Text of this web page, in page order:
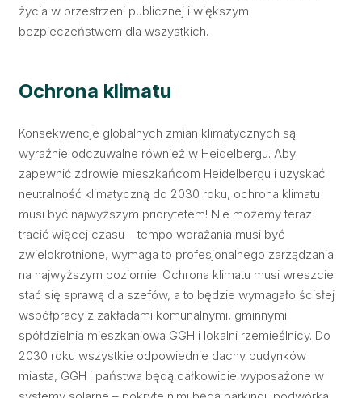
życia w przestrzeni publicznej i większym
bezpieczeństwem dla wszystkich.
Ochrona klimatu
Konsekwencje globalnych zmian klimatycznych są
wyraźnie odczuwalne również w Heidelbergu. Aby
zapewnić zdrowie mieszkańcom Heidelbergu i uzyskać
neutralność klimatyczną do 2030 roku, ochrona klimatu
musi być najwyższym priorytetem! Nie możemy teraz
tracić więcej czasu – tempo wdrażania musi być
zwielokrotnione, wymaga to profesjonalnego zarządzania
na najwyższym poziomie. Ochrona klimatu musi wreszcie
stać się sprawą dla szefów, a to będzie wymagało ścisłej
współpracy z zakładami komunalnymi, gminnymi
spółdzielnia mieszkaniowa GGH i lokalni rzemieślnicy. Do
2030 roku wszystkie odpowiednie dachy budynków
miasta, GGH i państwa będą całkowicie wyposażone w